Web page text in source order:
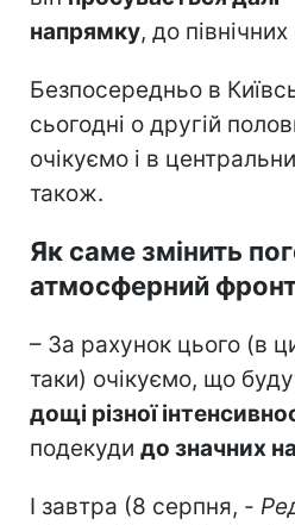
напрямку, до
Безпосередньо в
сьогодні о другій
очікуємо і в
також.
Як саме змінить
атмосферний
– За рахунок цього (в
таки) очікуємо, що
дощі різної
подекуди до значних
І завтра (8 серпня, -